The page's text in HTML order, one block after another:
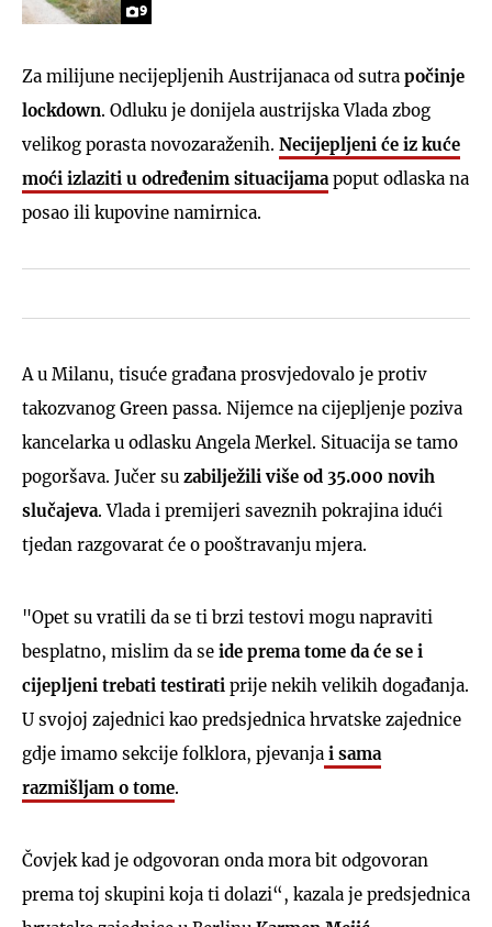
9
Za milijune necijepljenih Austrijanaca od sutra počinje
lockdown. Odluku je donijela austrijska Vlada zbog
velikog porasta novozaraženih. Necijepljeni će iz kuće
moći izlaziti u određenim situacijama poput odlaska na
posao ili kupovine namirnica.
A u Milanu, tisuće građana prosvjedovalo je protiv
takozvanog Green passa. Nijemce na cijepljenje poziva
kancelarka u odlasku Angela Merkel. Situacija se tamo
pogoršava. Jučer su zabilježili više od 35.000 novih
slučajeva. Vlada i premijeri saveznih pokrajina idući
tjedan razgovarat će o pooštravanju mjera.
"Opet su vratili da se ti brzi testovi mogu napraviti
besplatno, mislim da se ide prema tome da će se i
cijepljeni trebati testirati prije nekih velikih događanja.
U svojoj zajednici kao predsjednica hrvatske zajednice
gdje imamo sekcije folklora, pjevanja i sama
razmišljam o tome.
Čovjek kad je odgovoran onda mora bit odgovoran
prema toj skupini koja ti dolazi“, kazala je predsjednica